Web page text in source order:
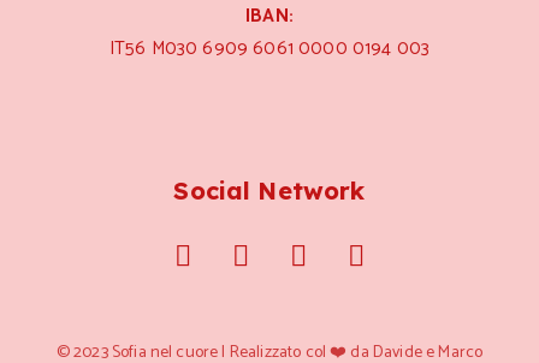
IBAN:
IT56 M030 6909 6061 0000 0194 003
Social Network
© 2023 Sofia nel cuore | Realizzato col ❤️ da Davide e Marco